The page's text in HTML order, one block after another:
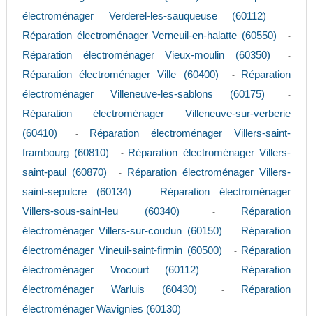
électroménager Verderel-les-sauqueuse (60112)
-
Réparation électroménager Verneuil-en-halatte (60550) -
Réparation électroménager Vieux-moulin (60350) -
Réparation électroménager Ville (60400) -
Réparation
électroménager Villeneuve-les-sablons (60175)
-
Réparation électroménager Villeneuve-sur-verberie
(60410)
-
Réparation électroménager Villers-saint-
frambourg (60810)
- Réparation électroménager Villers-
saint-paul (60870)
-
Réparation électroménager Villers-
saint-sepulcre (60134)
-
Réparation électroménager
Villers-sous-saint-leu (60340)
-
Réparation
électroménager Villers-sur-coudun (60150)
- Réparation
électroménager Vineuil-saint-firmin (60500)
- Réparation
électroménager Vrocourt (60112)
-
Réparation
électroménager Warluis (60430)
-
Réparation
électroménager Wavignies (60130)
-